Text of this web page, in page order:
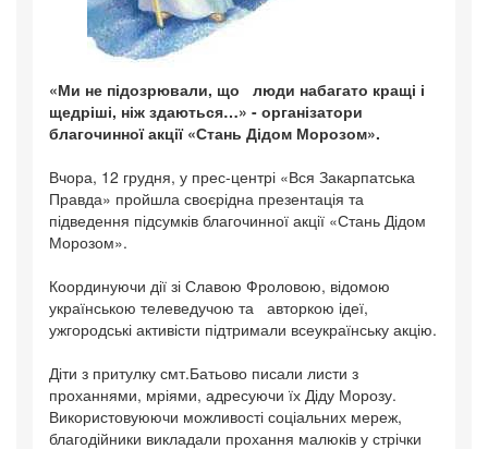
«Ми не підозрювали, що люди набагато кращі і
щедріші, ніж здаються…» - організатори
благочинної акції «Стань Дідом Морозом».
Вчора, 12 грудня, у прес-центрі «Вся Закарпатська
Правда» пройшла своєрідна презентація та
підведення підсумків благочинної акції «Стань Дідом
Морозом».
Координуючи дії зі Славою Фроловою, відомою
українською телеведучою та авторкою ідеї,
ужгородські активісти підтримали всеукраїнську акцію.
Діти з притулку смт.Батьово писали листи з
проханнями, мріями, адресуючи їх Діду Морозу.
Використовуюючи можливості соціальних мереж,
благодійники викладали прохання малюків у стрічки